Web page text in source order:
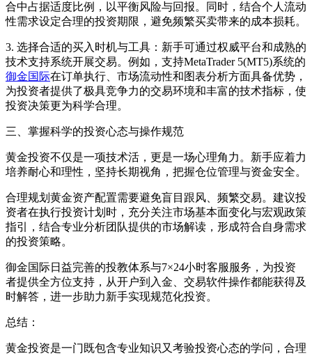
合中占据适度比例，以平衡风险与回报。同时，结合个人流动
性需求设定合理的投资期限，避免频繁买卖带来的成本损耗。
3. 选择合适的买入时机与工具：新手可通过权威平台和成熟的
技术支持系统开展交易。例如，支持MetaTrader 5(MT5)系统的
御金国际在订单执行、市场流动性和图表分析方面具备优势，
为投资者提供了极具竞争力的交易环境和丰富的技术指标，使
投资决策更为科学合理。
三、掌握科学的投资心态与操作规范
黄金投资不仅是一项技术活，更是一场心理角力。新手应着力
培养耐心和理性，坚持长期视角，把握仓位管理与资金安全。
合理规划黄金资产配置需要避免盲目跟风、频繁交易。建议投
资者在执行投资计划时，充分关注市场基本面变化与宏观政策
指引，结合专业分析团队提供的市场解读，形成符合自身需求
的投资策略。
御金国际日益完善的投教体系与7×24小时客服服务，为投资
者提供全方位支持，从开户到入金、交易软件操作都能获得及
时解答，进一步助力新手实现规范化投资。
总结：
黄金投资是一门既包含专业知识又考验投资心态的学问，合理